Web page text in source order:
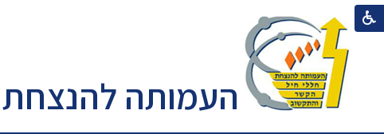
העמותה